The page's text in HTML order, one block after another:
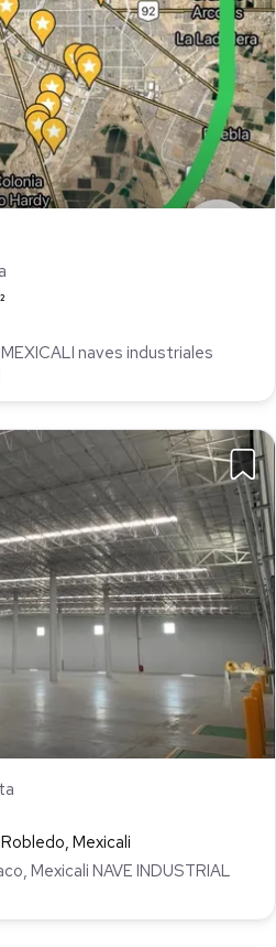
naves industriales
Mexicali
Mexicali NAVE INDUSTRIAL